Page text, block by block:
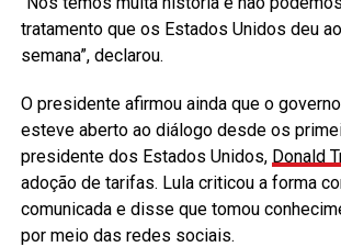
tratamento que os Estados Unidos deu
semana”, declarou.
O presidente afirmou ainda que o
esteve aberto ao diálogo desde os
presidente dos Estados Unidos, Donald
adoção de tarifas. Lula criticou a forma
comunicada e disse que tomou
por meio das redes sociais.